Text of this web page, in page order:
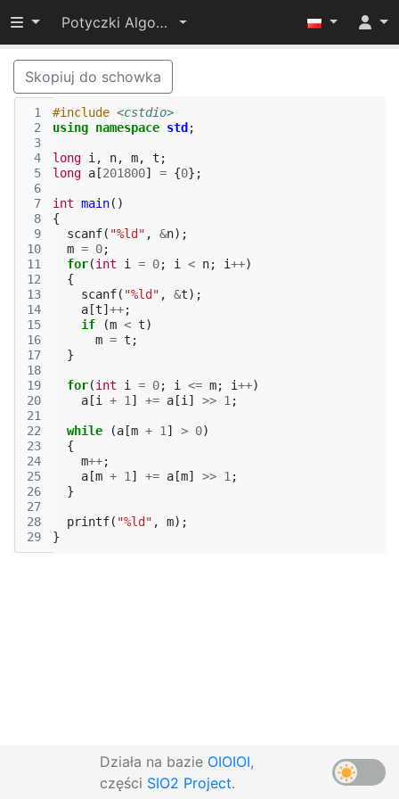
Przełącz widoczność menu
Potyczki Algorytmiczne 2017
Skopiuj do schowka
1
2
3
4
5
6
7
8
9
10
11
12
13
14
15
16
17
18
19
20
21
22
23
24
25
26
27
28
29
#include <cstdio>
using namespace std ;
long i , n, m, t ;
long a [201800] = {0};
int main()
{
scanf( "%ld" , &n);
m = 0;
for(int i = 0; i < n; i++)
{
scanf( "%ld" , &t);
a [t] ++;
if
(m < t)
m = t ;
}
for(int i = 0; i <= m; i++)
a [i + 1 ] += a [i ] >> 1 ;
while (a [m + 1 ] > 0)
{
m++;
a [m + 1 ] += a [m] >> 1 ;
}
printf( "%ld" , m);
}
Działa na bazie OIOIOI,
części SIO2 Project.